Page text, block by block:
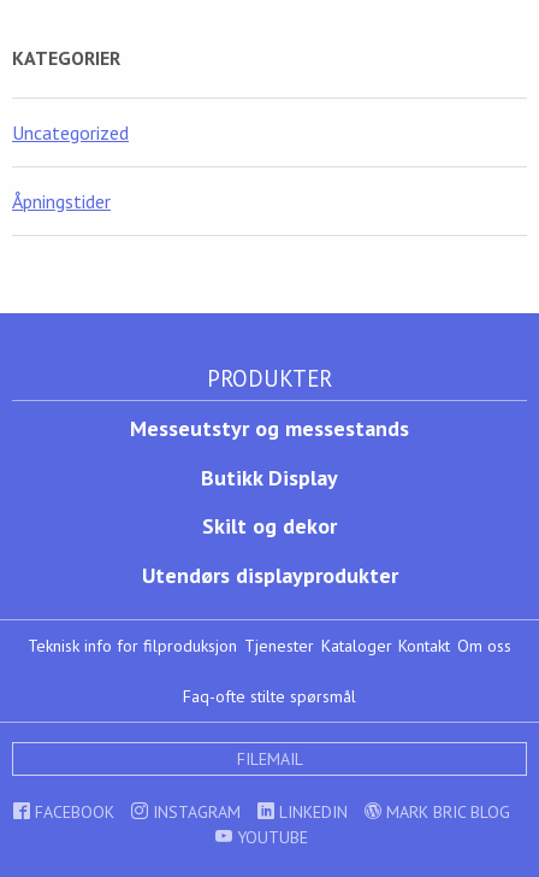
KATEGORIER
Uncategorized
Åpningstider
PRODUKTER
Messeutstyr og messestands
Butikk Display
Skilt og dekor
Utendørs displayprodukter
Teknisk info for filproduksjon Tjenester Kataloger Kontakt Om oss
Faq-ofte stilte spørsmål
FILEMAIL
FACEBOOK INSTAGRAM LINKEDIN
MARK BRIC BLOG
YOUTUBE